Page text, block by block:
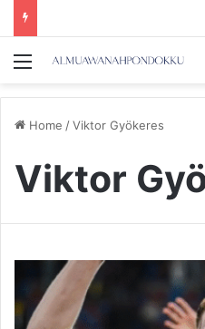
Menu
Home /Viktor Gyökeres
Viktor